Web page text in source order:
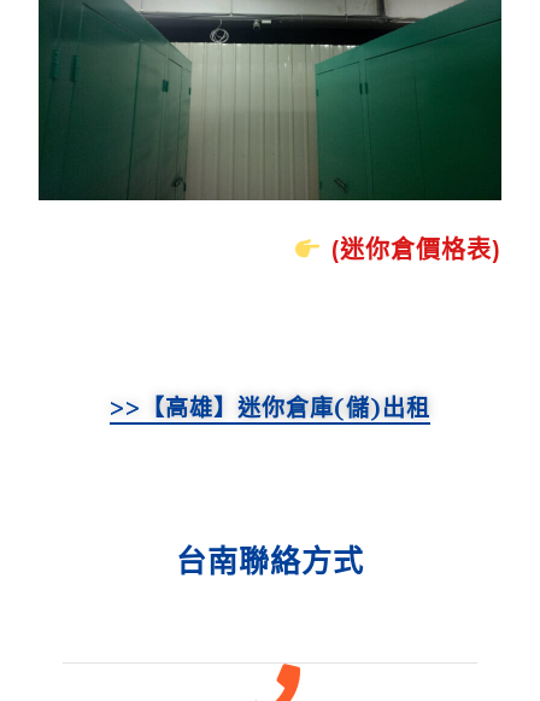
(迷你倉價格表)
>>【高雄】迷你倉庫(儲)出租
台南聯絡方式